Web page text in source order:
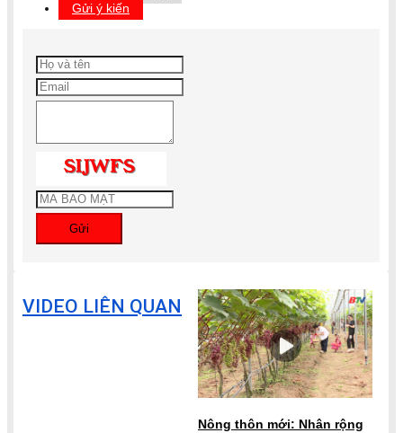
Gửi ý kiến
Gửi
VIDEO LIÊN QUAN
Nông thôn mới: Nhân rộng